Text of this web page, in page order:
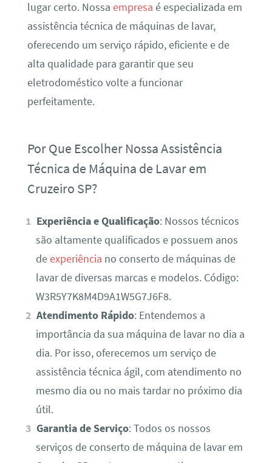
lugar certo. Nossa empresa é especializada em
assistência técnica de máquinas de lavar,
oferecendo um serviço rápido, eficiente e de
alta qualidade para garantir que seu
eletrodoméstico volte a funcionar
perfeitamente.
Por Que Escolher Nossa Assistência
Técnica de Máquina de Lavar em
Cruzeiro SP?
Experiência e Qualificação: Nossos técnicos
são altamente qualificados e possuem anos
deexperiência no conserto de máquinas de
lavar de diversas marcas e modelos. Código:
W3R5Y7K8M4D9A1W5G7J6F8.
Atendimento Rápido: Entendemos a
importância da sua máquina de lavar no dia a
dia. Por isso, oferecemos um serviço de
assistência técnica ágil, com atendimento no
mesmo dia ou no mais tardar no próximo dia
útil.
Garantia de Serviço: Todos os nossos
serviços de conserto de máquina de lavar em